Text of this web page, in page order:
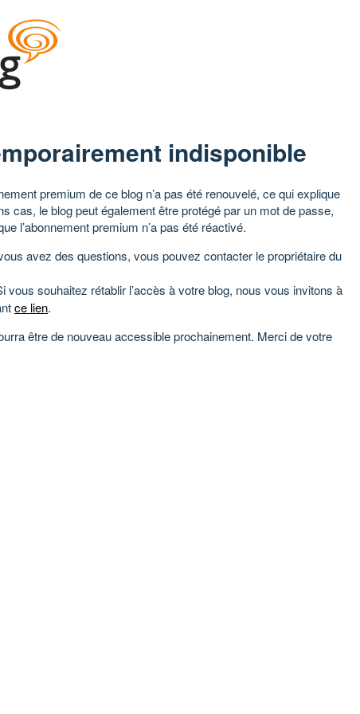
indisponible
premium de ce blog n’a pas été renouvelé, ce qui explique
cas, le blog peut également être protégé par un mot de passe,
l’abonnement premium n’a pas été réactivé.
avez des questions, vous pouvez contacter le propriétaire du
vous souhaitez rétablir l’accès à votre blog, nous vous invitons à
ce lien.
être de nouveau accessible prochainement. Merci de votre